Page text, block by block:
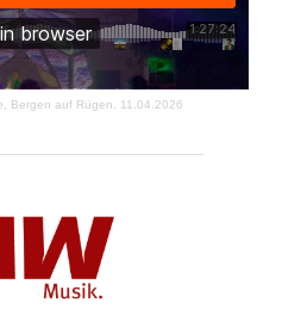
Bergen auf Rügen, 11.04.2026